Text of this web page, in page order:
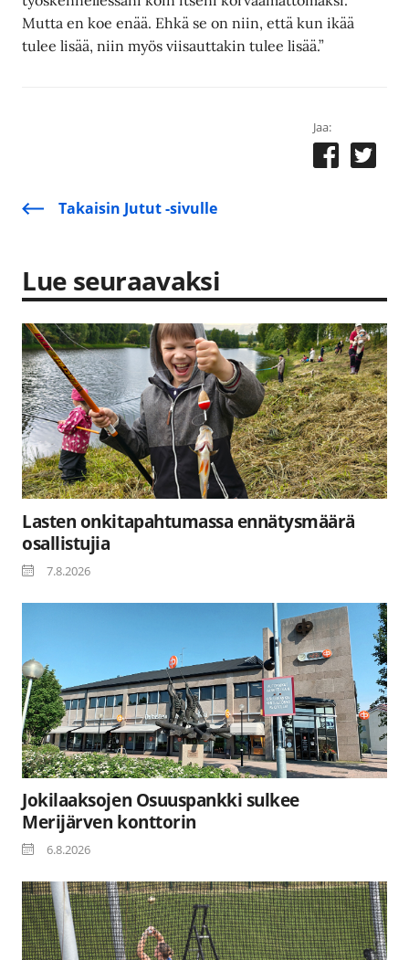
Mutta en koe enää. Ehkä se on niin, että kun ikää
tulee lisää, niin myös viisauttakin tulee lisää.”
Jaa:
Takaisin Jutut -sivulle
Lue seuraavaksi
Lasten onkitapahtumassa ennätysmäärä
osallistujia
7.8.2026
Jokilaaksojen Osuuspankki sulkee
Merijärven konttorin
6.8.2026